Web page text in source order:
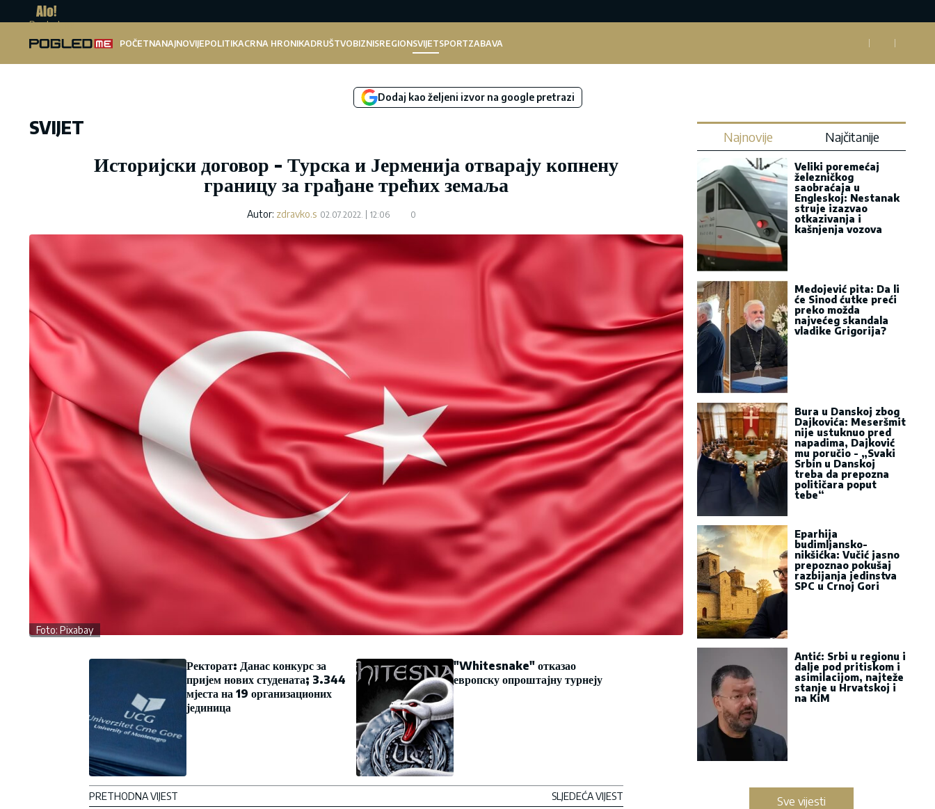
Pogled.me
POČETNANAJNOVIJEPOLITIKACRNA HRONIKADRUŠTVOBIZNISREGIONSVIJETSPORTZABAVA
Dodaj kao željeni izvor na google pretrazi
SVIJET
Историјски договор - Турска и Јерменија отварају копнену
границу за грађане трећих земаља
Autor: zdravko.s 02.07.2022. 12:06 0
Foto: Pixabay
Ректорат: Данас конкурс за
пријем нових студената; 3.344
мјеста на 19 организационих
јединица
PRETHODNA VIJEST
"Whitesnake" отказао
европску опроштајну турнеју
SLJEDEĆA VIJEST
Najnovije Najčitanije
Veliki poremećaj
železničkog
saobraćaja u
Engleskoj: Nestanak
struje izazvao
otkazivanja i
kašnjenja vozova
Medojević pita: Da li
će Sinod ćutke preći
preko možda
najvećeg skandala
vladike Grigorija?
Bura u Danskoj zbog
Dajkovića: Meseršmit
nije ustuknuo pred
napadima, Dajković
mu poručio - „Svaki
Srbin u Danskoj
treba da prepozna
političara poput
tebe“
Eparhija
budimljansko-
nikšićka: Vučić jasno
prepoznao pokušaj
razbijanja jedinstva
SPC u Crnoj Gori
Antić: Srbi u regionu i
dalje pod pritiskom i
asimilacijom, najteže
stanje u Hrvatskoj i
na KiM
Sve vijesti